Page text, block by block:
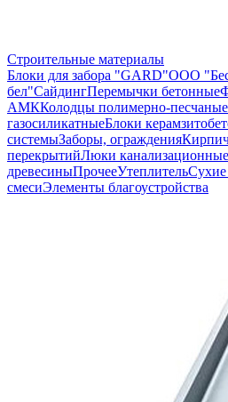
Строительные материалы
Блоки для забора "GARD"ООО
бел"СайдингПеремычки бетонные
АМККолодцы полимерно-песчаные
газосиликатныеБлоки
системыЗаборы, ограждения
перекрытийЛюки канализационные
древесиныПрочееУтеплительСухие
смесиЭлементы благоустройства